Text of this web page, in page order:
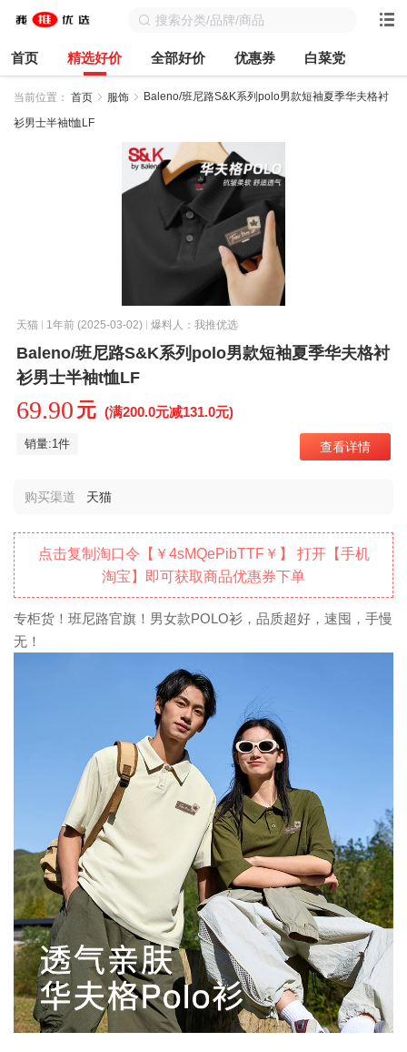
首页 精选好价 全部好价 优惠券 白菜党
当前位置： 首页 服饰 Baleno/班尼路S&K系列polo男款短袖夏季华夫格衬
衫男士半袖t恤LF
天猫 1年前 (2025-03-02) 爆料人：我推优选
Baleno/班尼路S&K系列polo男款短袖夏季华夫格衬
衫男士半袖t恤LF
69.90 元 (满200.0元减131.0元)
销量:1件 查看详情
购买渠道 天猫
点击复制淘口令【￥4sMQePibTTF￥】 打开【手机
淘宝】即可获取商品优惠券下单
专柜货！班尼路官旗！男女款POLO衫，品质超好，速囤，手慢
无！